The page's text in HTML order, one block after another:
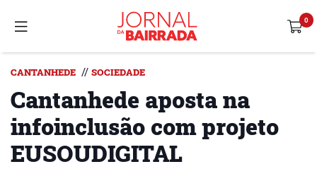
CANTANHEDE // SOCIEDADE
Cantanhede aposta na
infoinclusão com projeto
EUSOUDIGITAL